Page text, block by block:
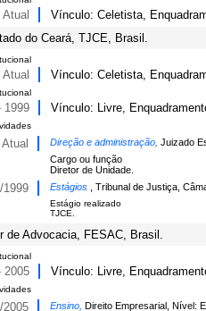
Vínculo: Celetista,
do Ceará, TJCE, Brasil.
Vínculo: Celetista,
1999 Vínculo: Livre,
Direção e administração, Juizado
Cargo ou função
Diretor de Unidade.
1999 Estágios , Tribunal de Justiça,
Estágio realizado
TJCE.
de Advocacia, FESAC, Brasil.
2005 Vínculo: Livre,
2005 Ensino, Direito Empresarial, Nível: